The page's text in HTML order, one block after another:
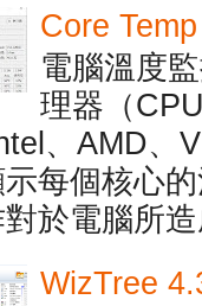
Core
電腦溫度
理器（
、AMD、
示每個核心
於電腦所
WizTree